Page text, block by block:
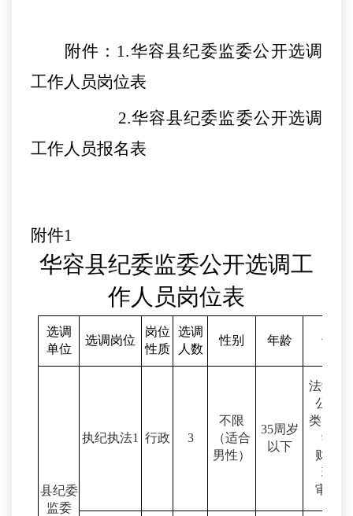
附件： 1.华容县纪委监委公开选调
工作人员岗位表
2.华容县纪委监委公开选调
工作人员报名表
附件1
华容县纪委监委公开选调工
作人员岗位表
选调
单位
选调岗位
岗位
性质
选调
人数
性别 年龄 专业
县纪委
监委
执纪执法1 行政 3
不限
（适合
男性）
35周岁
以下
法学类
公安学
类、会
学、
财务管
理、
审计学